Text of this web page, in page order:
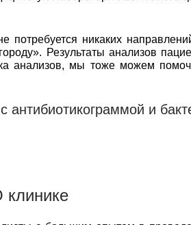
никаких
Результаты анализов
анализов, мы тоже можем
и
клинике